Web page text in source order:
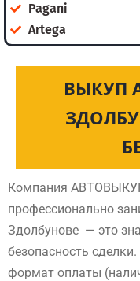
Pagani
Artega
ВЫКУП
Компания
профессионально
Здолбунове — это
безопасность
формат оплаты